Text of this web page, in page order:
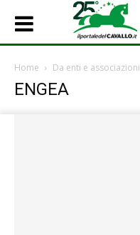
Home Da enti e associazioni
ENGEA